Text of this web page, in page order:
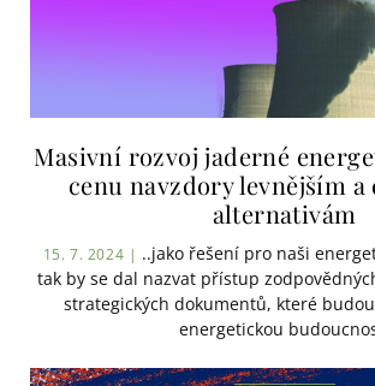
Masivní rozvoj jaderné
cenu navzdory levnějším
alternativám
15. 7. 2024 | ..jako řešení pro naši
tak by se dal nazvat přístup
strategických dokumentů, které
energetickou